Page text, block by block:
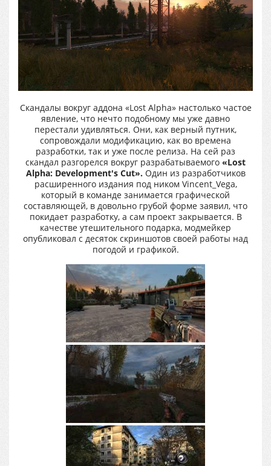
Скандалы вокруг аддона «Lost Alpha» настолько частое
явление, что нечто подобному мы уже давно
перестали удивляться. Они, как верный путник,
сопровождали модификацию, как во времена
разработки, так и уже после релиза. На сей раз
скандал разгорелся вокруг разрабатываемого «Lost
Alpha: Development's Cut». Один из разработчиков
расширенного издания под ником Vincent_Vega,
который в команде занимается графической
составляющей, в довольно грубой форме заявил, что
покидает разработку, а сам проект закрывается. В
качестве утешительного подарка, модмейкер
опубликовал с десяток скриншотов своей работы над
погодой и графикой.